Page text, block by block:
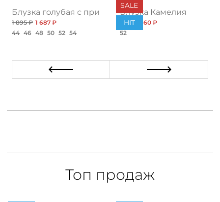
нью
Блузка голубая с принтом
1 895 ₽ 1 687 ₽
44 46 48 50 52 54
SALE
HIT
Блузка Камелия
882 ₽
660 ₽
52
Топ продаж